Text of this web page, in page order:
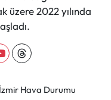
üzere 2022 yılında
İzmir Hava Durumu